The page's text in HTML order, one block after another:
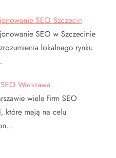
SEO Szczecin
SEO w Szczecinie
lokalnego rynku
Warszawa
wiele firm SEO
które mają na celu